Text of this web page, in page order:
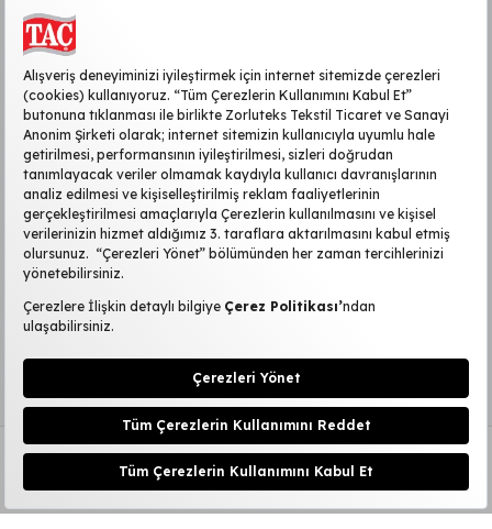
Sepete Ekle
KURUMSAL
MÜŞTERİ HİZMETLERİ
SİTE HAKKINDA
POPÜLER KATEGORİLER
Kişisel Verilerin Korunması
Aydınlatma Metni |